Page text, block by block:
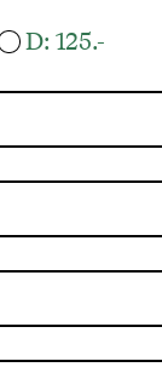
D: 125.-